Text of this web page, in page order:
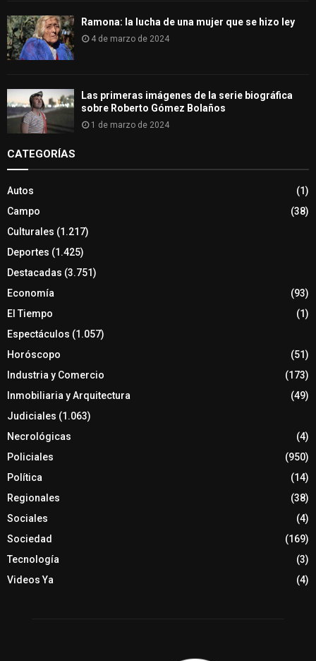
Ramona: la lucha de una mujer que se hizo ley
4 de marzo de 2024
Las primeras imágenes de la serie biográfica
sobre Roberto Gómez Bolaños
1 de marzo de 2024
CATEGORÍAS
Autos
(1)
Campo
(38)
Culturales (1.217)
Deportes (1.425)
Destacadas (3.751)
Economía
(93)
El Tiempo
(1)
Espectáculos (1.057)
Horóscopo
(51)
Industria y Comercio
(173)
Inmobiliaria y Arquitectura
(49)
Judiciales (1.063)
Necrológicas
(4)
Policiales
(950)
Política
(14)
Regionales
(38)
Sociales
(4)
Sociedad
(169)
Tecnología
(3)
Videos Ya
(4)